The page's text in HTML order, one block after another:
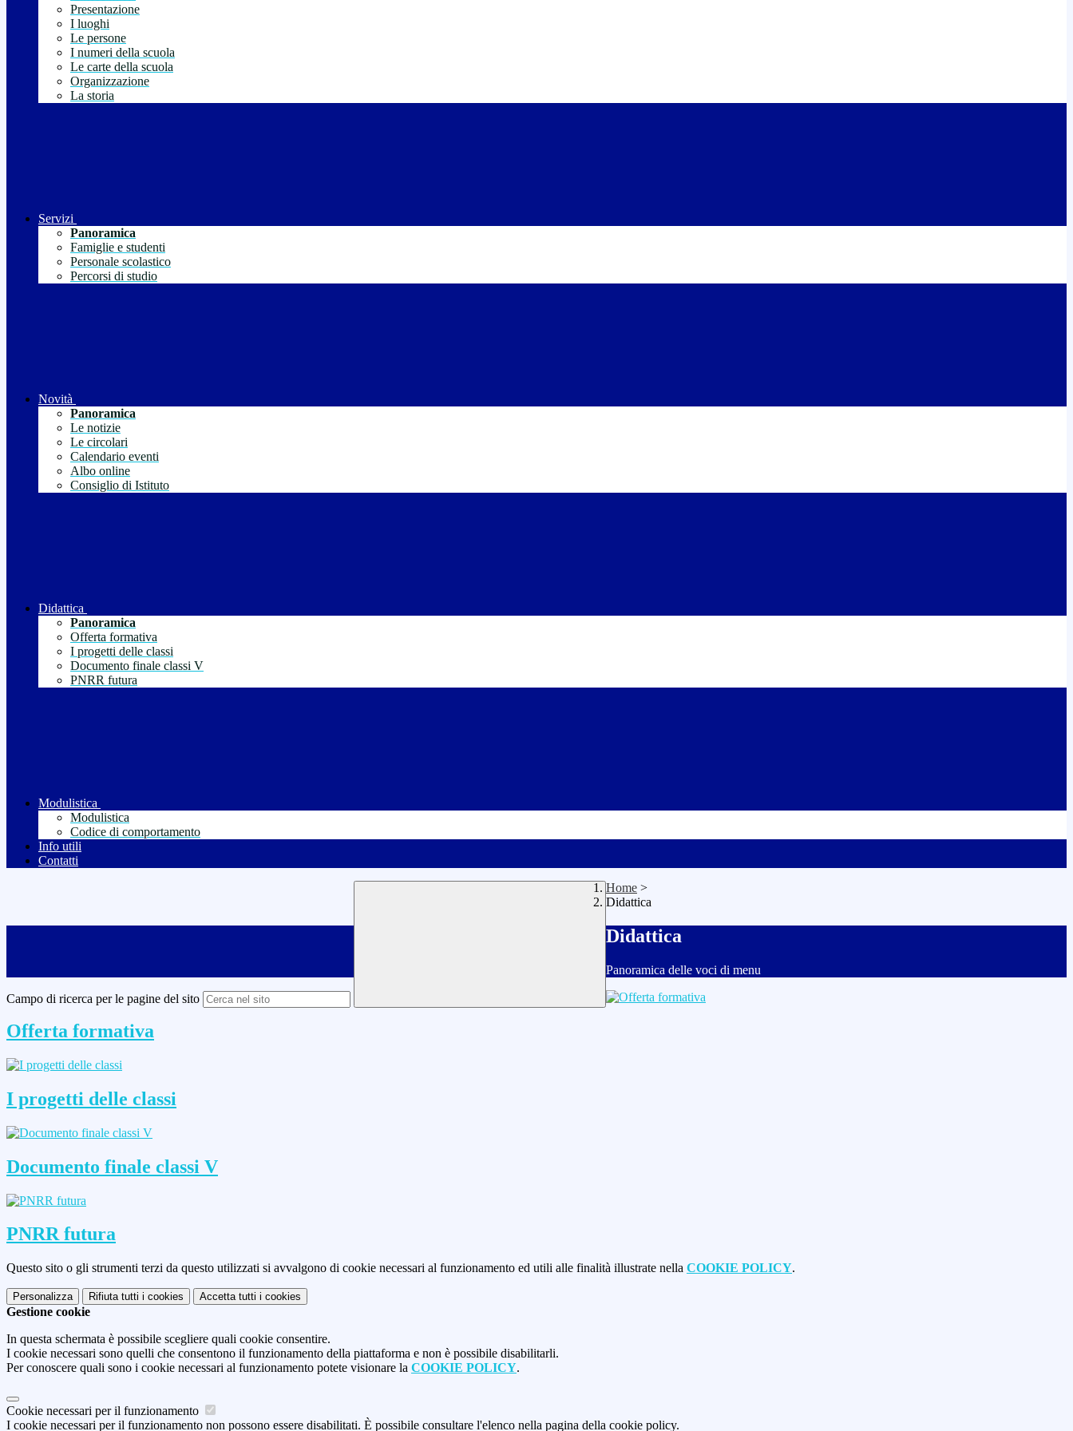
Presentazione
I luoghi
Le persone
I numeri della scuola
Le carte della scuola
Organizzazione
La storia
Servizi
Panoramica
Famiglie e studenti
Personale scolastico
Percorsi di studio
Novità
Panoramica
Le notizie
Le circolari
Calendario eventi
Albo online
Consiglio di Istituto
Didattica
Panoramica
Offerta formativa
I progetti delle classi
Documento finale classi V
PNRR futura
Modulistica
Modulistica
Codice di comportamento
Info utili
Contatti
Campo di ricerca per le pagine del sito
Home >
Didattica
Didattica
Panoramica delle voci di menu
Offerta formativa
I progetti delle classi
Documento finale classi V
PNRR futura
Questo sito o gli strumenti terzi da questo utilizzati si avvalgono di cookie necessari al funzionamento ed utili alle finalità illustrate nella COOKIE POLICY.
Personalizza Rifiuta tutti i cookies Accetta tutti i cookies
Gestione cookie
In questa schermata è possibile scegliere quali cookie consentire.
I cookie necessari sono quelli che consentono il funzionamento della piattaforma e non è possibile disabilitarli.
Per conoscere quali sono i cookie necessari al funzionamento potete visionare la COOKIE POLICY.
Cookie necessari per il funzionamento
I cookie necessari per il funzionamento non possono essere disabilitati. È possibile consultare l'elenco nella pagina della cookie policy.